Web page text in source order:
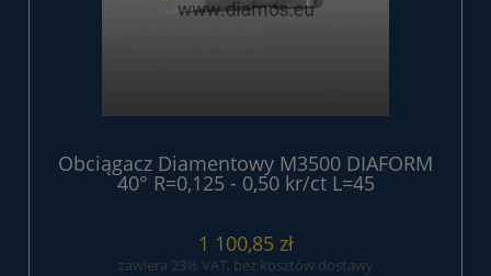
Obciągacz Diamentowy M3500 DIAFORM
40° R=0,125 - 0,50 kr/ct L=45
1 100,85 zł
zawiera 23% VAT, bez kosztów dostawy